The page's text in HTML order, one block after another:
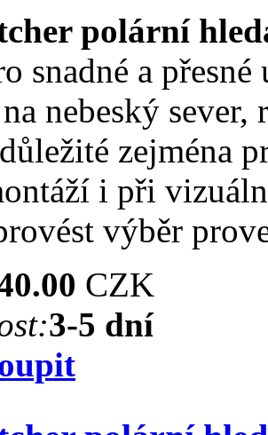
polární
snadné a
nebeský
zejména
i při
výběr
CZK
3-5 dní